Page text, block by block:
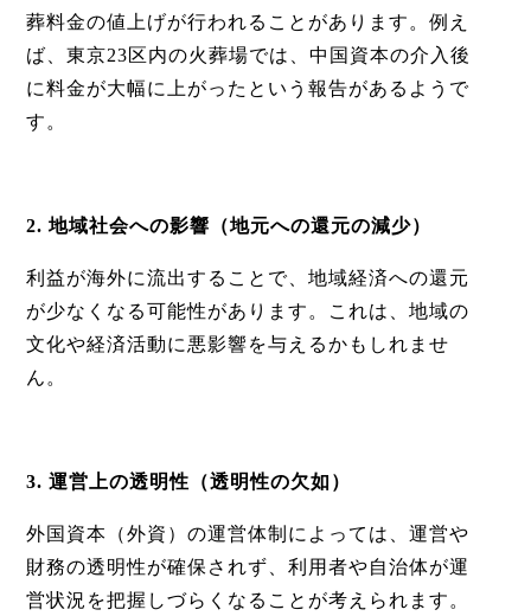
葬料金の値上げが行われることがあります。例え
ば、東京23区内の火葬場では、中国資本の介入後
に料金が大幅に上がったという報告があるようで
す。
2. 地域社会への影響（地元への還元の減少）
利益が海外に流出することで、地域経済への還元
が少なくなる可能性があります。これは、地域の
文化や経済活動に悪影響を与えるかもしれませ
ん。
3. 運営上の透明性（透明性の欠如）
外国資本 （外資） の運営体制によっては、運営や
財務の透明性が確保されず、利用者や自治体が運
営状況を把握しづらくなることが考えられます。